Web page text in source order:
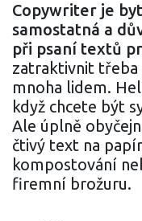
Copywriter je
samostatná a
při psaní textů
zatraktivnit
mnoha lidem.
když chcete být
Ale úplně
čtivý text na
kompostování
firemní brožuru.